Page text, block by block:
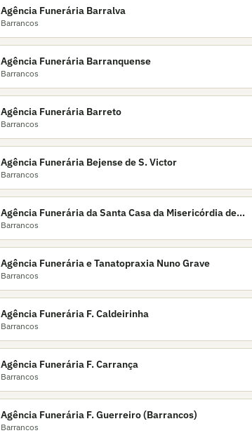
Agência Funerária Barralva
Barrancos
Agência Funerária Barranquense
Barrancos
Agência Funerária Barreto
Barrancos
Agência Funerária Bejense de S. Victor
Barrancos
Agência Funerária da Santa Casa da Misericórdia de
Barrancos
Barrancos
Agência Funerária e Tanatopraxia Nuno Grave
Barrancos
Agência Funerária F. Caldeirinha
Barrancos
Agência Funerária F. Carrança
Barrancos
Agência Funerária F. Guerreiro (Barrancos)
Barrancos